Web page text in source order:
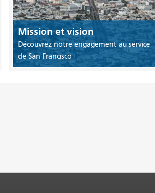
Mission et vision
Découvrez notre engagement au service
de San Francisco